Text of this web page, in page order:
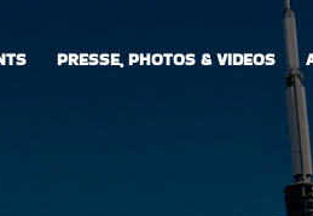
PRESSE, PHOTOS & VIDEOS